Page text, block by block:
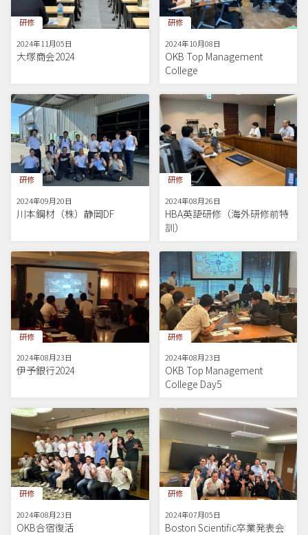
研修
2024年11月05日
大塚商会2024
研修
2024年10月08日
OKB Top Management
College
研修
2024年09月20日
川本鋼材（株）静岡DF
研修
2024年08月26日
HBA英語研修（海外研修前特
訓）
研修
2024年08月23日
伊予銀行2024
研修
2024年08月23日
OKB Top Management
College Day5
研修
2024年08月23日
OKB合宿復活
研修
2024年07月05日
Boston Scientific卒業発表会